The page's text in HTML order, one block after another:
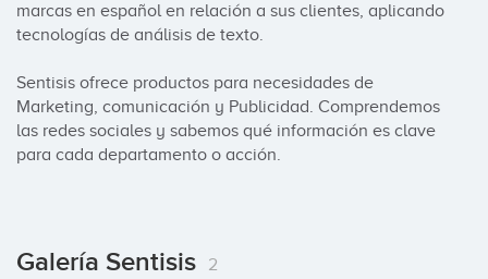
marcas en español en relación a sus clientes, aplicando
tecnologías de análisis de texto.
Sentisis ofrece productos para necesidades de
Marketing, comunicación y Publicidad. Comprendemos
las redes sociales y sabemos qué información es clave
para cada departamento o acción.
Galería Sentisis 2